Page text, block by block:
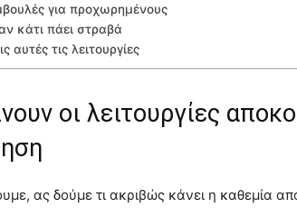
για προχωρημένους
κάτι πάει στραβά
αυτές τις λειτουργίες
οι λειτουργίες
ας δούμε τι ακριβώς κάνει η καθεμία